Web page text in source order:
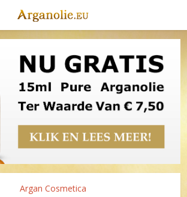
Argan Cosmetica